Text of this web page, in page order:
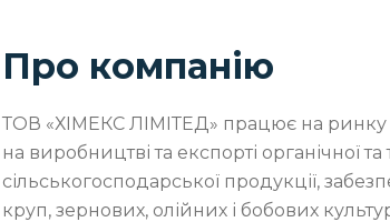
Про компанію
ТОВ «ХІМЕКС ЛІМІТЕД» працює на ринку з
на виробництві та експорті органічної
сільськогосподарської продукції,
круп, зернових, олійних і бобових